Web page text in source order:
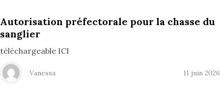
Autorisation préfectorale pour la chasse du
sanglier
téléchargeable ICI
Vanessa 11 juin 2026